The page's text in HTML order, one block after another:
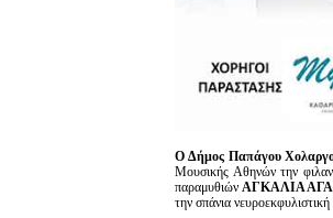
Ο Δήμος Παπάγου
Μουσικής Αθηνών την
παραμυθιών ΑΓΚΑΛΙΑ
την σπάνια